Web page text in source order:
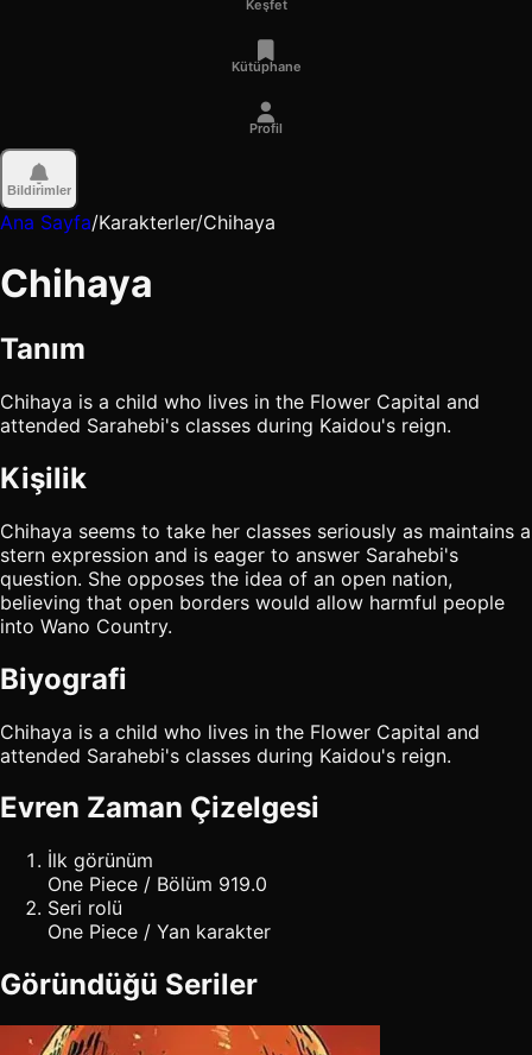
Keşfet
Kütüphane
Profil
Bildirimler
Ana Sayfa/Karakterler/Chihaya
Chihaya
Tanım
Chihaya is a child who lives in the Flower Capital and
attended Sarahebi's classes during Kaidou's reign.
Kişilik
Chihaya seems to take her classes seriously as maintains a
stern expression and is eager to answer Sarahebi's
question. She opposes the idea of an open nation,
believing that open borders would allow harmful people
into Wano Country.
Biyografi
Chihaya is a child who lives in the Flower Capital and
attended Sarahebi's classes during Kaidou's reign.
Evren Zaman Çizelgesi
İlk görünüm
One Piece / Bölüm 919.0
Seri rolü
One Piece / Yan karakter
Göründüğü Seriler